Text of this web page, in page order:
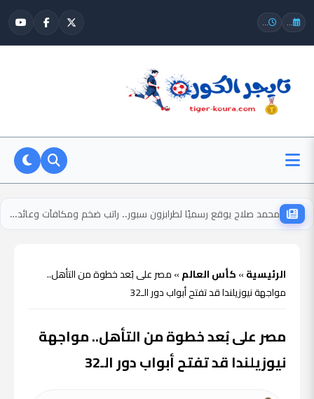
...
...
محمد صلاح يوقع رسميًا لطرابزون سبور.. راتب ضخم ومكافآت وعائدات من المنتجات
الرئيسية»كأس العالم»مصر على بُعد خطوة من التأهل..
مواجهة نيوزيلندا قد تفتح أبواب دور الـ32
مصر على بُعد خطوة من التأهل.. مواجهة
نيوزيلندا قد تفتح أبواب دور الـ32